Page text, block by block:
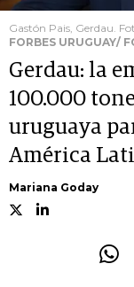
Gastón Pais, Gerdau.
FORBES URUGUAY/
Gerdau: la
100.000
uruguaya
América
Mariana Goday